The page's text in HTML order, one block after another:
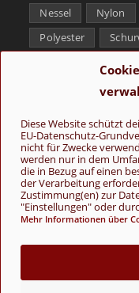
Diese Website schützt
EU-Datenschutz-
nicht für Zwecke
werden nur in dem
die in Bezug auf einen
der Verarbeitung
Zustimmung(en) zur
"Einstellungen" oder
Mehr Informationen über
Nessel
Nylon
Polyester
Yak
Folge uns
©